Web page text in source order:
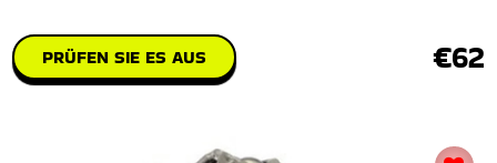
PRÜFEN SIE ES AUS €62